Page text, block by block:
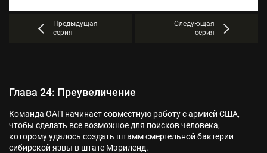
Предыдущая
серия
Следующая
серия
Глава 24: Преувеличение
Команда ОАП начинает совместную работу с армией США,
чтобы сделать все возможное для поисков человека,
которому удалось создать штамм смертельной бактерии
сибирской язвы в штате Мэриленд.